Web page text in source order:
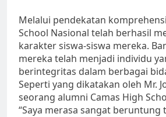
Melalui pendekatan
School Nasional telah berhasil
karakter siswa-siswa mereka.
mereka telah menjadi individu
berintegritas dalam berbagai
Seperti yang dikatakan oleh Mr.
seorang alumni Camas High
“Saya merasa sangat beruntung